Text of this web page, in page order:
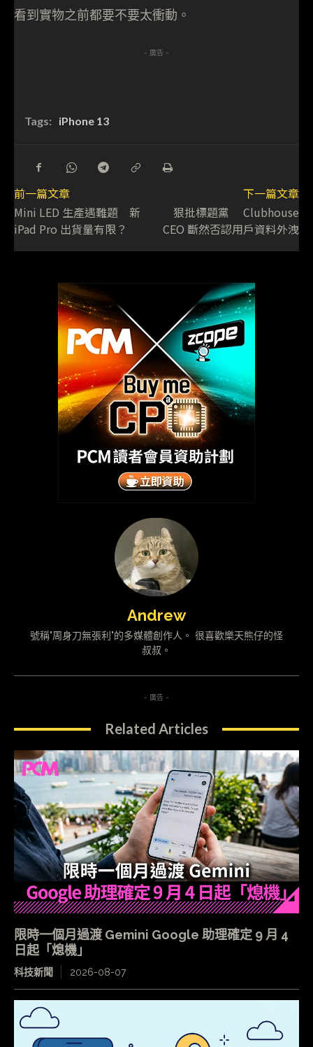
看到實物之前都要不要太衝動。
- 廣告 -
Tags: iPhone 13
前一篇文章
Mini LED 生產遇難題 新
iPad Pro 出貨量有限？
下一篇文章
狠批標題黨 Clubhouse
CEO 斷然否認用戶資料外洩
Andrew
號稱"周身刀無張利"的多媒體創作人。 很喜歡樂天熊仔的怪
叔叔。
- 廣告 -
Related Articles
限時一個月過渡 Gemini Google 助理確定 9 月 4
日起「熄機」
科技新聞 2026-08-07